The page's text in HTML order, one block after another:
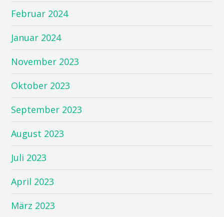
Februar 2024
Januar 2024
November 2023
Oktober 2023
September 2023
August 2023
Juli 2023
April 2023
März 2023